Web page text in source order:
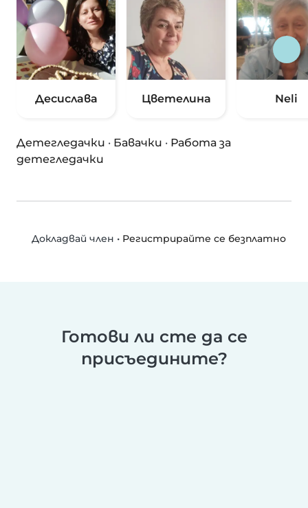
Десислава Цветелина Neli
Детегледачки · Бавачки · Работа за
детегледачки
Докладвай член • Регистрирайте се безплатно
Готови ли сте да се
присъедините?